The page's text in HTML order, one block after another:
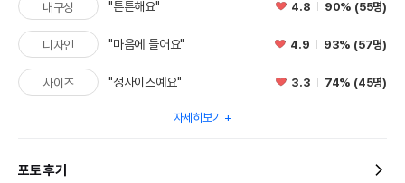
내구성 "튼튼해요" 4.8 90% (55명)
디자인 "마음에 들어요" 4.9 93% (57명)
사이즈 "정사이즈예요" 3.3 74% (45명)
자세히보기
포토 후기